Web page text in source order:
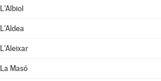
L'Albiol
L'Aldea
L'Aleixar
La Masó